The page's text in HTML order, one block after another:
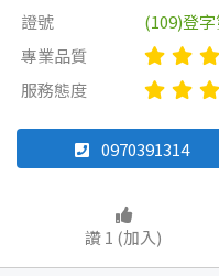
不拘 電梯大樓
透天厝 華廈
不拘
不拘 整層住家
雅房 其他住宅
車位
證號
(109)登
專業品質
服務態度
0970391314
讚 1 (加入)